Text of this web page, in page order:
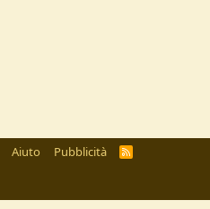
Aiuto Pubblicità
R